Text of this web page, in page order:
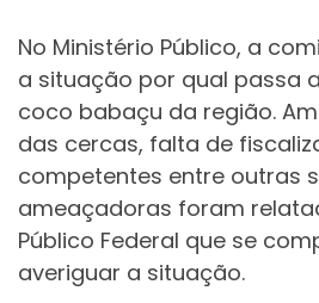
No Ministério Público, a
a situação por qual passa
coco babaçu da região.
das cercas, falta de
competentes entre outras
ameaçadoras foram
Público Federal que se
averiguar a situação.